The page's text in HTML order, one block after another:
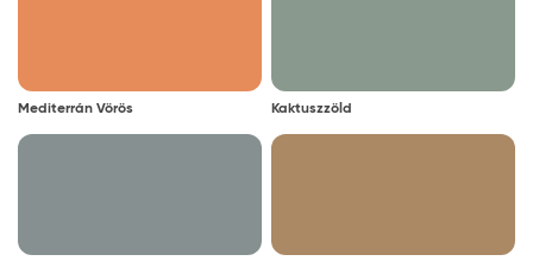
Mediterrán Vörös Kaktuszzöld